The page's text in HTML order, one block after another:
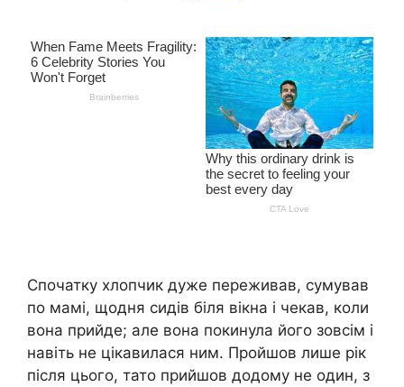
Спочатку хлопчик дуже переживав, сумував
по мамі, щодня сидів біля вікна і чекав, коли
вона прийде; але вона покинула його зовсім і
навіть не цікавилася ним. Пройшов лише рік
після цього, тато прийшов додому не один, з